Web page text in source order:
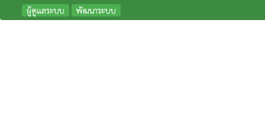
ผู้ดูแลระบบ พัฒนาระบบ